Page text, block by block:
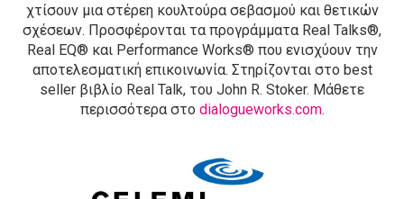
χτίσουν μια στέρεη κουλτούρα σεβασμού και θετικών
σχέσεων. Προσφέρονται τα προγράμματα Real Talks®,
Real EQ® και Performance Works® που ενισχύουν την
αποτελεσματική επικοινωνία. Στηρίζονται στο best
seller βιβλίο Real Talk, του John R. Stoker. Μάθετε
περισσότερα στο dialogueworks.com.